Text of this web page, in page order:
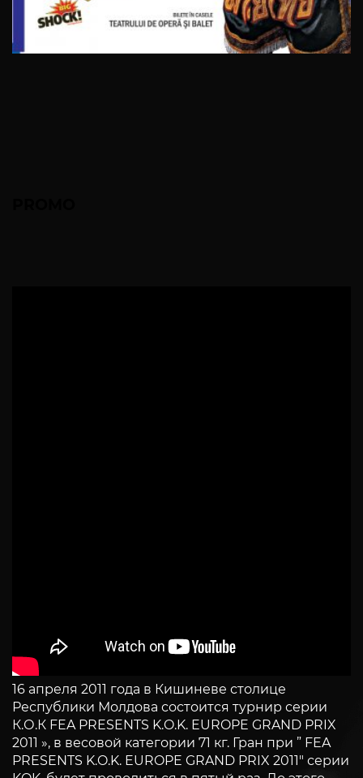
16 апреля 2011 года в Кишиневе столице
Республики Молдова состоится турнир серии
К.О.К FEA PRESENTS K.O.K. EUROPE GRAND PRIX
2011 », в весовой категории 71 кг. Гран при ” FEA
PRESENTS K.O.K. EUROPE GRAND PRIX 2011″ серии